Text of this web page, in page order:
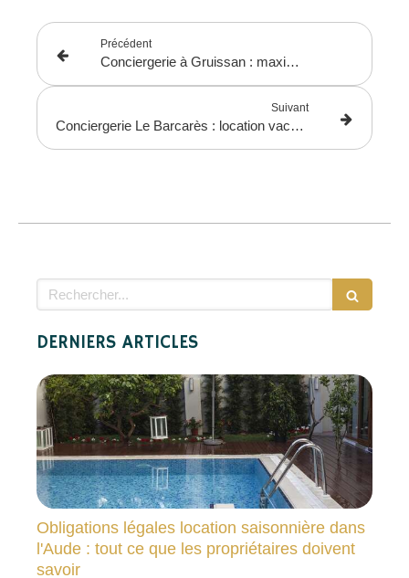
Précédent
Conciergerie à Gruissan : maximisez vos revenus en location saisonnière
Suivant
Conciergerie Le Barcarès : location vacances bord de mer sans contraintes
Rechercher
DERNIERS ARTICLES
Obligations légales location saisonnière dans
l'Aude : tout ce que les propriétaires doivent
savoir